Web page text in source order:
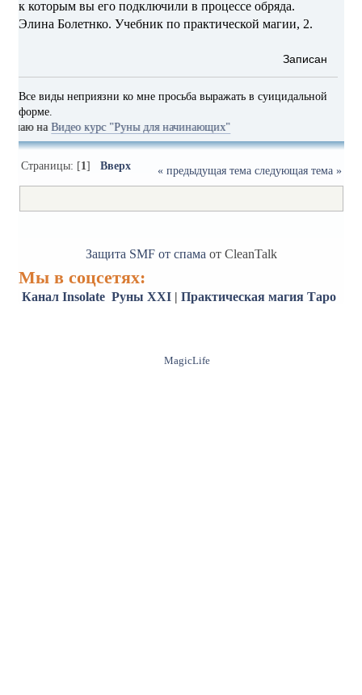
к которым вы его подключили в процессе обряда.
Элина Болетнко. Учебник по практической магии, 2.
Записан
Все виды неприязни ко мне просьба выражать в суицидальной
форме.
Видео курс "Руны для начинающих"
Страницы: [1]Вверх « предыдущая тема следующая тема »
Защита SMF от спама от CleanTalk
Мы в соцсетях:
Канал Insolate Руны XXI | Практическая магия Таро
MagicLife